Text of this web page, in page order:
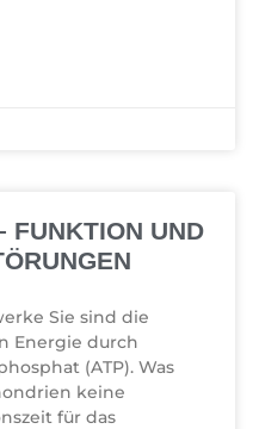
FUNKTION UND
Sie sind die
Energie durch
(ATP). Was
keine
für das